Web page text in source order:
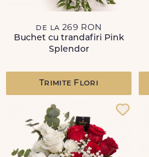
de la 269 RON
Buchet cu trandafiri Pink
Splendor
Trimite Flori